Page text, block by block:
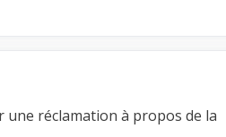
une réclamation à propos de la